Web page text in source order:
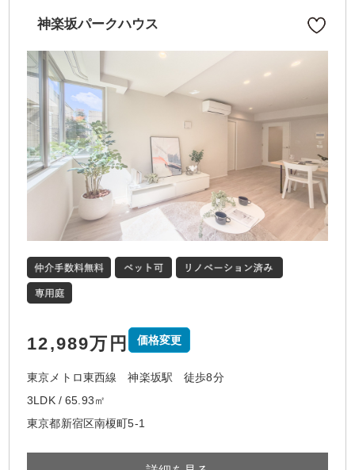
神楽坂パークハウス
12,989万円 価格変更
東京メトロ東西線 神楽坂駅 徒歩8分
3LDK / 65.93㎡
東京都新宿区南榎町5-1